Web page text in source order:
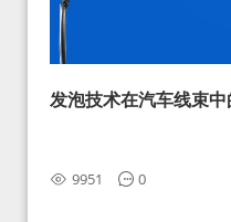
发泡技术在汽车线束
9951 0